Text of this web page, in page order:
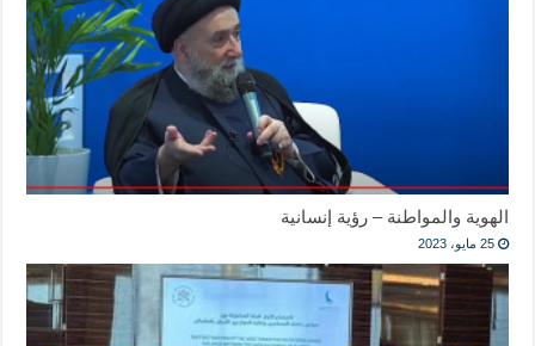
الهوية والمواطنة – رؤية إنسانية
25 مايو، 2023